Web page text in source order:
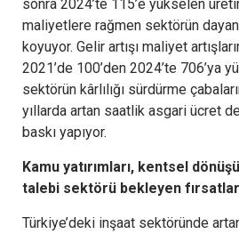
sonra 2024’te 115’e yükselen
maliyetlere rağmen sektörün
koyuyor. Gelir artışı maliyet
2021’de 100’den 2024’te 706’ya
sektörün kârlılığı sürdürme
yıllarda artan saatlik asgari ücret
baskı yapıyor.
Kamu yatırımları, kentsel
talebi sektörü bekleyen fırsatlar
Türkiye’deki inşaat sektöründe